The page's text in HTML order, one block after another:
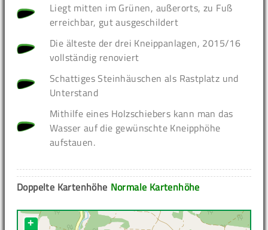
Liegt mitten im Grünen, außerorts, zu Fuß
erreichbar, gut ausgeschildert
Die älteste der drei Kneippanlagen, 2015/16
vollständig renoviert
Schattiges Steinhäuschen als Rastplatz und
Unterstand
Mithilfe eines Holzschiebers kann man das
Wasser auf die gewünschte Kneipphöhe
aufstauen.
Normale Kartenhöhe
Doppelte Kartenhöhe
+